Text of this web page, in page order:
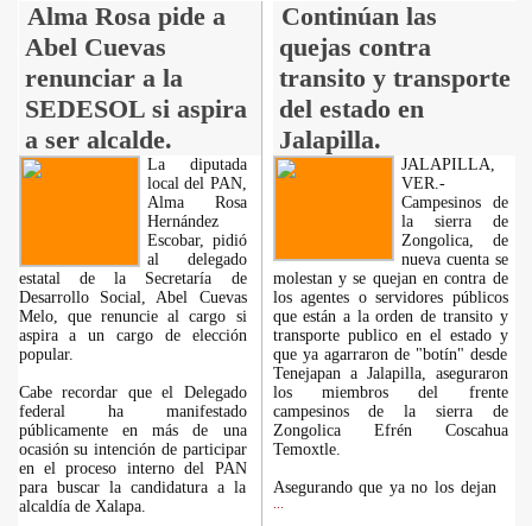
Alma Rosa pide a
Abel Cuevas
renunciar a la
SEDESOL si aspira
a ser alcalde.
Continúan las
quejas contra
transito y transporte
del estado en
Jalapilla.
La diputada
local del PAN,
Alma Rosa
Hernández
Escobar, pidió
al delegado
estatal de la Secretaría de
Desarrollo Social, Abel Cuevas
Melo, que renuncie al cargo si
aspira a un cargo de elección
popular.
Cabe recordar que el Delegado
federal ha manifestado
públicamente en más de una
ocasión su intención de participar
en el proceso interno del PAN
para buscar la candidatura a la
alcaldía de Xalapa.
JALAPILLA,
VER.-
Campesinos de
la sierra de
Zongolica, de
nueva cuenta se
molestan y se quejan en contra de
los agentes o servidores públicos
que están a la orden de transito y
transporte publico en el estado y
que ya agarraron de "botín" desde
Tenejapan a Jalapilla, aseguraron
los miembros del frente
campesinos de la sierra de
Zongolica Efrén Coscahua
Temoxtle.
Asegurando que ya no los dejan